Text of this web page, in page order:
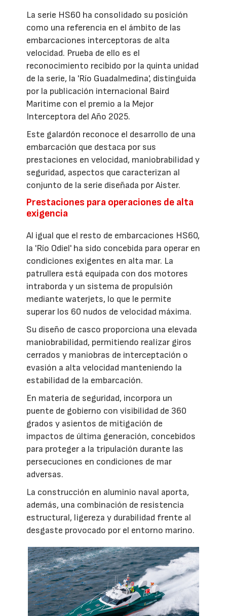
La serie HS60 ha consolidado su posición
como una referencia en el ámbito de las
embarcaciones interceptoras de alta
velocidad. Prueba de ello es el
reconocimiento recibido por la quinta unidad
de la serie, la 'Río Guadalmedina', distinguida
por la publicación internacional Baird
Maritime con el premio a la Mejor
Interceptora del Año 2025.
Este galardón reconoce el desarrollo de una
embarcación que destaca por sus
prestaciones en velocidad, maniobrabilidad y
seguridad, aspectos que caracterizan al
conjunto de la serie diseñada por Aister.
Prestaciones para operaciones de alta
exigencia
Al igual que el resto de embarcaciones HS60,
la 'Río Odiel' ha sido concebida para operar en
condiciones exigentes en alta mar. La
patrullera está equipada con dos motores
intraborda y un sistema de propulsión
mediante waterjets, lo que le permite
superar los 60 nudos de velocidad máxima.
Su diseño de casco proporciona una elevada
maniobrabilidad, permitiendo realizar giros
cerrados y maniobras de interceptación o
evasión a alta velocidad manteniendo la
estabilidad de la embarcación.
En materia de seguridad, incorpora un
puente de gobierno con visibilidad de 360
grados y asientos de mitigación de
impactos de última generación, concebidos
para proteger a la tripulación durante las
persecuciones en condiciones de mar
adversas.
La construcción en aluminio naval aporta,
además, una combinación de resistencia
estructural, ligereza y durabilidad frente al
desgaste provocado por el entorno marino.